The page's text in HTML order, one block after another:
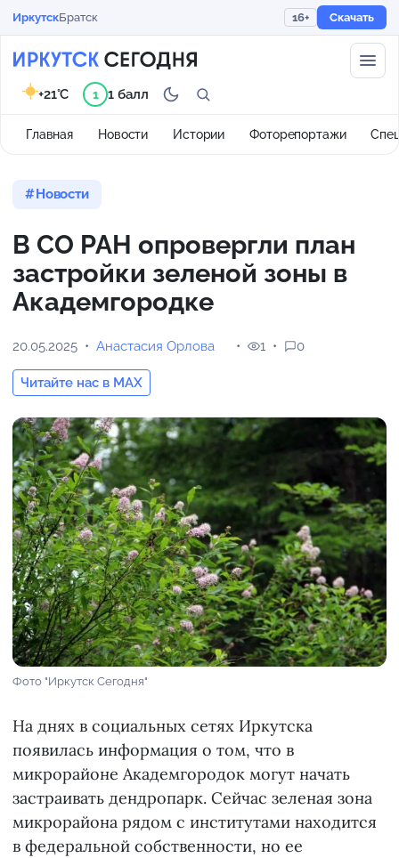
ИркутскБратск 16+ Скачать
Главная Новости Истории Фоторепортажи
+21°C 1 1 балл
Новости
В СО РАН опровергли план
застройки зеленой зоны в
Академгородке
20.05.2025 Анастасия Орлова
Читайте нас в MAX
1 0
Фото "Иркутск Сегодня"
На днях в социальных сетях Иркутска
появилась информация о том, что в
микрорайоне Академгородок могут начать
застраивать дендропарк. Сейчас зеленая зона
микрорайона рядом с институтами находится
в федеральной собственности, но ее